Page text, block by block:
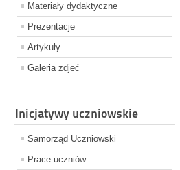
Materiały dydaktyczne
Prezentacje
Artykuły
Galeria zdjeć
Inicjatywy uczniowskie
Samorząd Uczniowski
Prace uczniów